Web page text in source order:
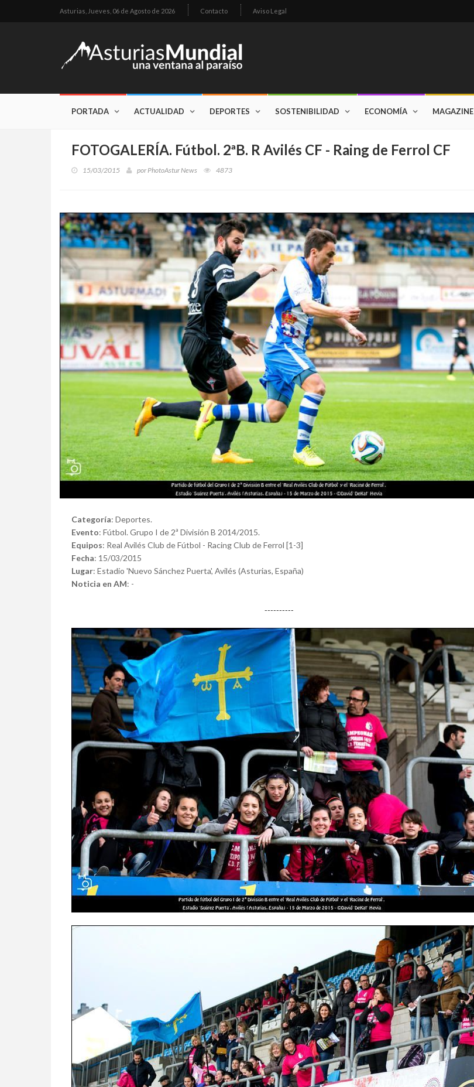
Asturias, Jueves, 06 de Agosto de 2026 Contacto Aviso Legal
PORTADA ACTUALIDAD DEPORTES SOSTENIBILIDAD ECONOMÍA MAGAZINE
FOTOGALERÍA. Fútbol. 2ªB. R Avilés CF - Raing de Ferrol CF
15/03/2015 porPhotoAstur News 4873
Categoría: Deportes.
Evento: Fútbol. Grupo I de 2ª División B 2014/2015.
Equipos: Real Avilés Club de Fútbol - Racing Club de Ferrol [1-3]
Fecha: 15/03/2015
Lugar: Estadio 'Nuevo Sánchez Puerta', Avilés (Asturias, España)
Noticia en AM: -
----------